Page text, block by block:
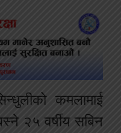
कमलामाई
२५ वर्षीय सबिन